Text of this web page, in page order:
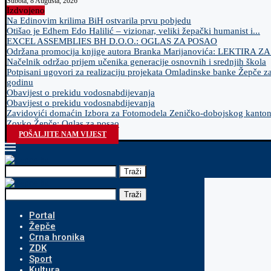
Izdvojeno
Na Edinovim krilima BiH ostvarila prvu pobjedu
Otišao je Edhem Edo Halilić – vizionar, veliki žepački humanist i...
EXCEL ASSEMBLIES BH D.O.O.: OGLAS ZA POSAO
Održana promocija knjige autora Branka Marijanovića: LEKTIRA
Načelnik održao prijem učenika generacije osnovnih i srednjih škola
Potpisani ugovori za realizaciju projekata Omladinske banke Žepče
godinu
Obavijest o prekidu vodosnabdijevanja
Obavijest o prekidu vodosnabdijevanja
Zavidovići domaćin Izbora za Fotomodela Zeničko-dobojskog
Zovko Žepče: Oglas za posao
POŠALJITE NAM VIJEST
Traži
Traži
Portal
Žepče
Crna hronika
ZDK
Sport